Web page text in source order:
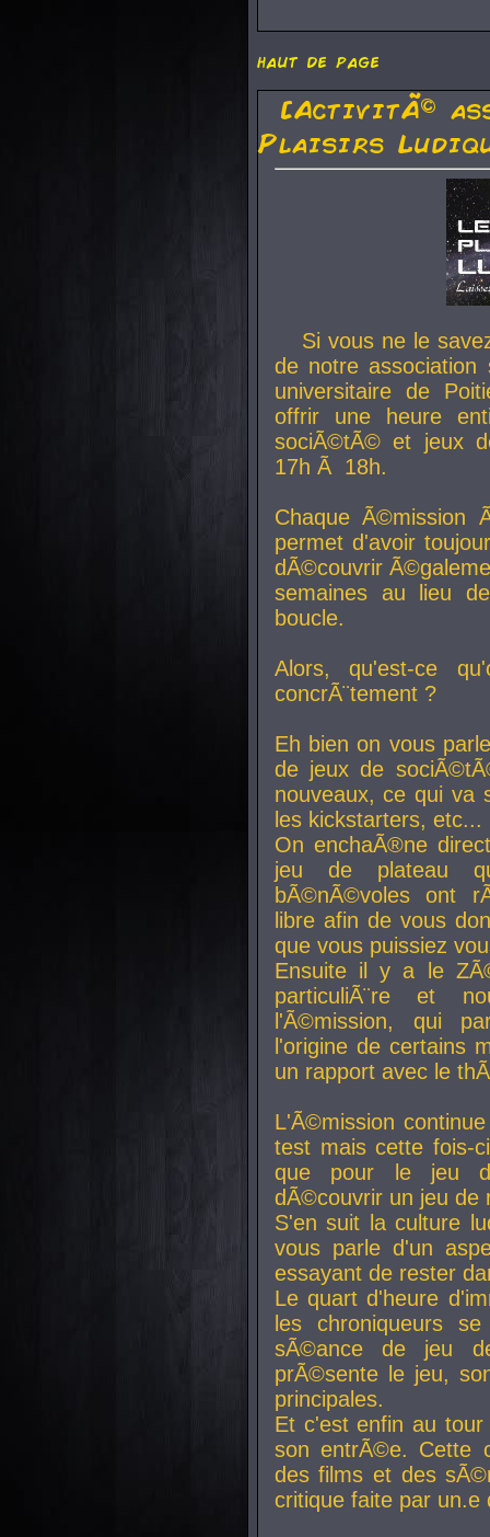
haut de page
[ActivitÃ©
Plaisirs
Si vous ne le
de notre
universitaire de
offrir une heure
sociÃ©tÃ© et jeux
17h Ã 18h.
Chaque Ã©mission
permet d'avoir
dÃ©couvrir
semaines au lieu
boucle.
Alors, qu'est-ce
concrÃ¨tement ?
Eh bien on vous
de jeux de
nouveaux, ce qui va
les kickstarters, etc...
On enchaÃ®ne
jeu de plateau
bÃ©nÃ©voles ont
libre afin de vous
que vous puissiez
Ensuite il y a le
particuliÃ¨re et
l'Ã©mission, qui
l'origine de certains
un rapport avec le
L'Ã©mission
test mais cette fois-
que pour le jeu
dÃ©couvrir un jeu de
S'en suit la culture
vous parle d'un
essayant de rester
Le quart d'heure
les chroniqueurs
sÃ©ance de jeu
prÃ©sente le jeu,
principales.
Et c'est enfin au
son entrÃ©e. Cette
des films et des
critique faite par